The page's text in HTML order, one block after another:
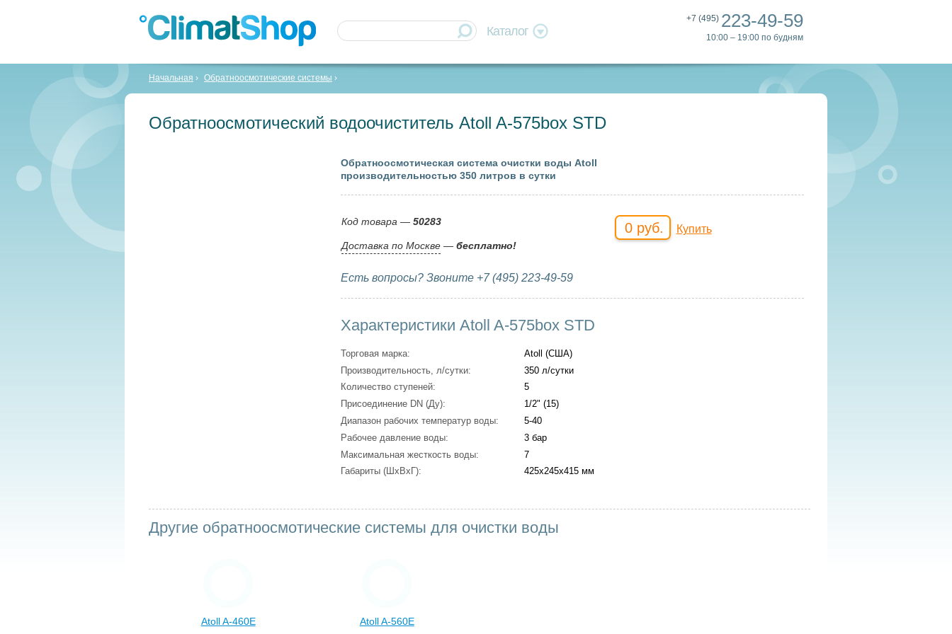
Обратноосмотический водоочиститель Atoll A-575box STD
Обратноосмотическая система очистки воды Atoll
производительностью 350 литров в сутки
Код товара — 50283
Доставка по Москве— бесплатно!
Есть вопросы? Звоните +7 (495) 223-49-59
0 руб. Купить
Характеристики Atoll A-575box STD
Торговая марка:
Atoll (США)
Производительность, л/сутки:
350 л/сутки
Количество ступеней:
5
Присоединение DN (Ду):
1/2" (15)
Диапазон рабочих температур воды:
5-40
Рабочее давление воды:
3 бар
Максимальная жесткость воды:
7
Габариты (ШxВxГ):
425х245х415 мм
Другие обратноосмотические системы для очистки воды
Atoll A-460E Atoll A-560E
Начальная Обратноосмотические системы
Каталог
+7 (495) 223-49-59
10:00 – 19:00 по будням